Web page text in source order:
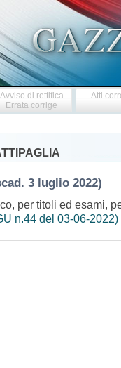
Avviso di rettifica
Errata corrige
Atti
3 luglio 2022)
per titoli ed esami,
n.44 del 03-06-2022)